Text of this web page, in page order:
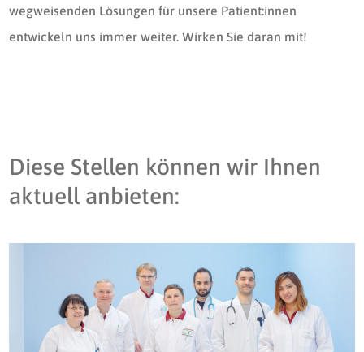
wegweisenden Lösungen für unsere Patient:innen
entwickeln uns immer weiter. Wirken Sie daran mit!
Diese Stellen können wir Ihnen
aktuell anbieten: